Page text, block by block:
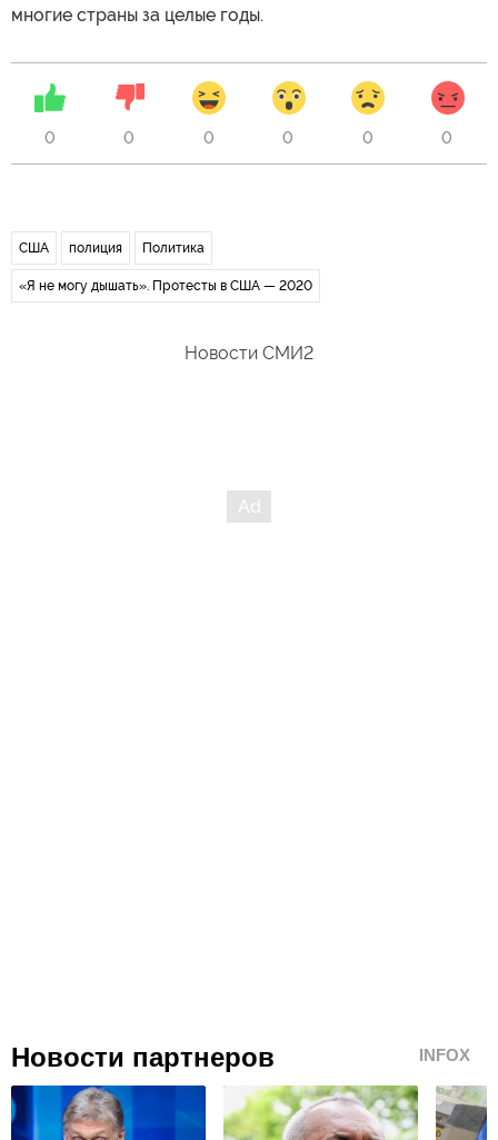
многие страны за целые годы.
0 0 0 0 0 0
США полиция Политика
«Я не могу дышать». Протесты в США — 2020
Новости СМИ2
Новости партнеров INFOX